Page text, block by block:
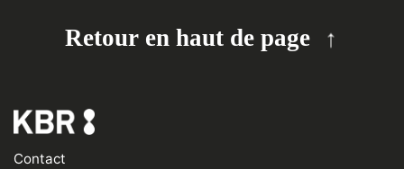
Retour en haut de page
Contact